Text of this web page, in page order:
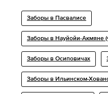
Заборы в Пасвалисе
Заборы в Науйойи-Акмяне
Заборы в Осиповичах
Заборы в Ильинском-